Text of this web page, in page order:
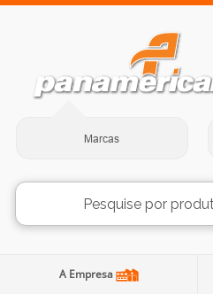
Marcas
A Empresa